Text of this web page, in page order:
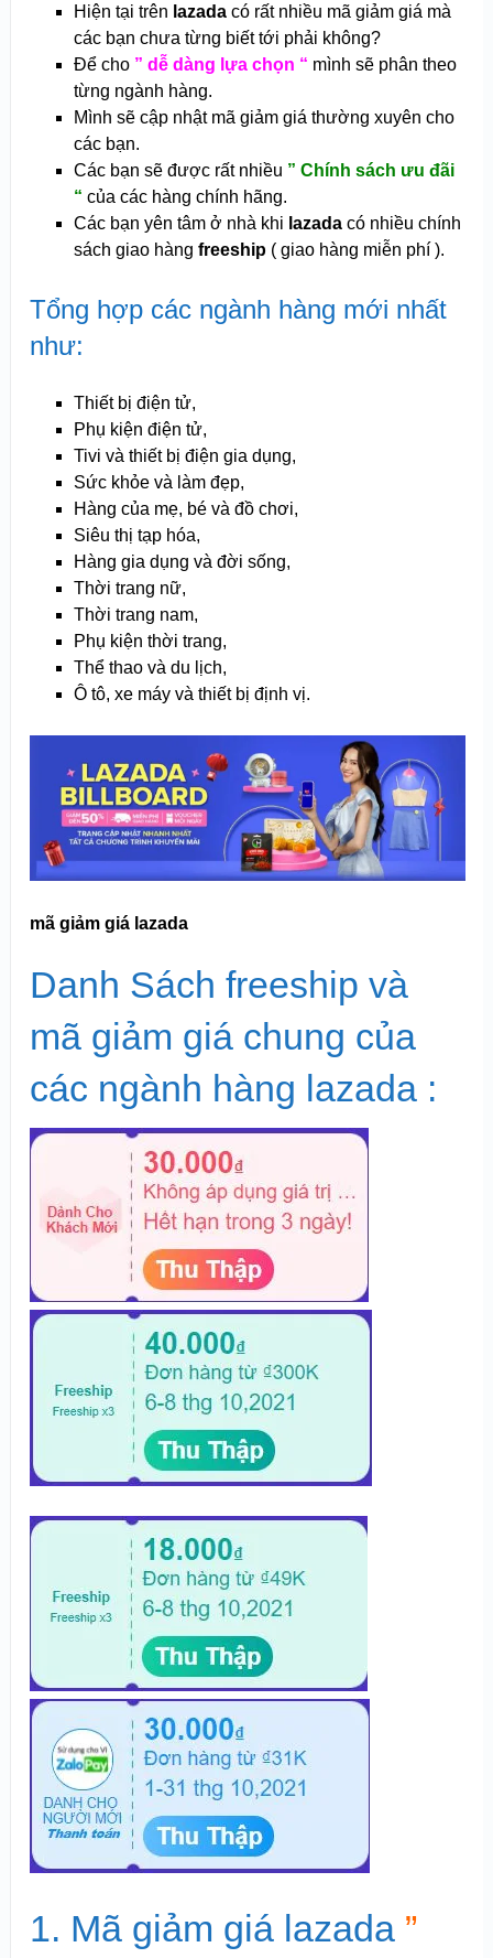
Hiện tại trên lazadacó rất nhiều mã giảm giá mà
các bạn chưa từng biết tới phải không?
Để cho ” dễ dàng lựa chọn “ mình sẽ phân theo
từng ngành hàng.
Mình sẽ cập nhật mã giảm giá thường xuyên cho
các bạn.
Các bạn sẽ được rất nhiều ” Chính sách ưu đãi
“ của các hàng chính hãng.
Các bạn yên tâm ở nhà khi lazadacó nhiều chính
sách giao hàng freeship( giao hàng miễn phí ).
Tổng hợp các ngành hàng mới nhất
như:
Thiết bị điện tử,
Phụ kiện điện tử,
Tivi và thiết bị điện gia dụng,
Sức khỏe và làm đẹp,
Hàng của mẹ, bé và đồ chơi,
Siêu thị tạp hóa,
Hàng gia dụng và đời sống,
Thời trang nữ,
Thời trang nam,
Phụ kiện thời trang,
Thể thao và du lịch,
Ô tô, xe máy và thiết bị định vị.
mã giảm giá lazada
Danh Sách freeship và
mã giảm giá chung của
các ngành hàng lazada :
1. Mã giảm giá lazada ”